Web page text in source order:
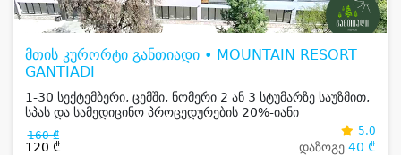
მთის კურორტი განთიადი • MOUNTAIN RESORT
GANTIADI
1-30 სექტემბერი, ცემში, ნომერი 2 ან 3 სტუმარზე საუზმით,
სპას და სამედიცინო პროცედურების 20%-იანი
ფასდაკლებით
160 ₾
120 ₾
5.0
დაზოგე 40 ₾